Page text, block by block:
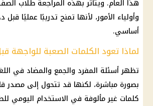
هذا العام. ويتأثر بهذه المراجعة طلاب الصف
وأولياء الأمور، لأنها تمنح تدريبًا عمليًا قبل
أساسي.
لماذا تعود الكلمات الصعبة للواجهة
تظهر أسئلة المفرد والجمع والمضاد في
بصورة مباشرة، لكنها قد تتحول إلى مصدر
كلمات غير مألوفة في الاستخدام اليومي